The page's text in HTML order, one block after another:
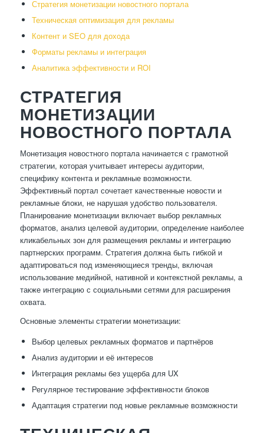
Стратегия монетизации новостного портала
Техническая оптимизация для рекламы
Контент и SEO для дохода
Форматы рекламы и интеграция
Аналитика эффективности и ROI
СТРАТЕГИЯ
МОНЕТИЗАЦИИ
НОВОСТНОГО ПОРТАЛА
Монетизация новостного портала начинается с грамотной
стратегии, которая учитывает интересы аудитории,
специфику контента и рекламные возможности.
Эффективный портал сочетает качественные новости и
рекламные блоки, не нарушая удобство пользователя.
Планирование монетизации включает выбор рекламных
форматов, анализ целевой аудитории, определение наиболее
кликабельных зон для размещения рекламы и интеграцию
партнерских программ. Стратегия должна быть гибкой и
адаптироваться под изменяющиеся тренды, включая
использование медийной, нативной и контекстной рекламы, а
также интеграцию с социальными сетями для расширения
охвата.
Основные элементы стратегии монетизации:
Выбор целевых рекламных форматов и партнёров
Анализ аудитории и её интересов
Интеграция рекламы без ущерба для UX
Регулярное тестирование эффективности блоков
Адаптация стратегии под новые рекламные возможности